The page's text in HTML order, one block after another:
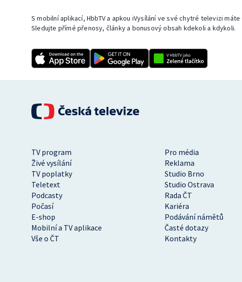
S mobilní aplikací, HbbTV a apkou iVysílání ve své chytré televizi
Sledujte přímé přenosy, články a bonusový obsah kdekoli a kdykoli.
TV program
Pro média
Živé vysílání
Reklama
TV poplatky
Studio Brno
Teletext
Studio Ostrava
Podcasty
Rada ČT
Počasí
Kariéra
E-shop
Podávání námětů
Mobilní a TV aplikace
Časté dotazy
Vše o ČT
Kontakty